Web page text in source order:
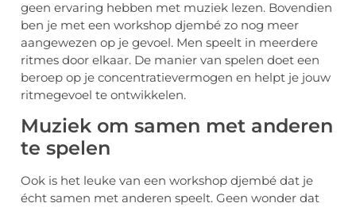
geen ervaring hebben met muziek lezen. Bovendien
ben je met een workshop djembé zo nog meer
aangewezen op je gevoel. Men speelt in meerdere
ritmes door elkaar. De manier van spelen doet een
beroep op je concentratievermogen en helpt je jouw
ritmegevoel te ontwikkelen.
Muziek om samen met anderen
te spelen
Ook is het leuke van een workshop djembé dat je
écht samen met anderen speelt. Geen wonder dat